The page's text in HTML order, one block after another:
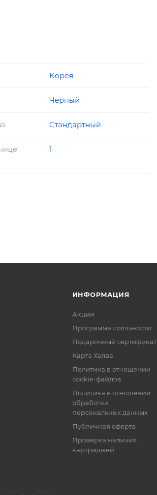
Корея
Черный
Стандартный
1
ИНФОРМАЦИЯ
Акции
Программа лояльности
Подарочный сертификат
Карта Халва
Политика в отношении
cookie-файлов
Политика в отношении
обработки
персональных данных
Публичная оферта
Проверка наличия
картриджей